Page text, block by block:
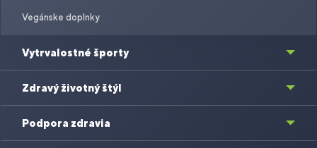
Vegánske doplnky
Vytrvalostné športy
Zdravý životný štýl
Podpora zdravia